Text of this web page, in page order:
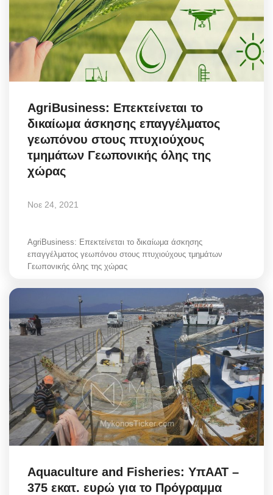
AgriBusiness: Επεκτείνεται το
δικαίωμα άσκησης επαγγέλματος
γεωπόνου στους πτυχιούχους
τμημάτων Γεωπονικής όλης της
χώρας
Νοε 24, 2021
AgriBusiness: Επεκτείνεται το δικαίωμα άσκησης
επαγγέλματος γεωπόνου στους πτυχιούχους τμημάτων
Γεωπονικής όλης της χώρας
Aquaculture and Fisheries: ΥπΑΑΤ –
375 εκατ. ευρώ για το Πρόγραμμα